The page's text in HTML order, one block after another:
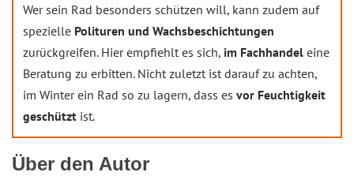
Wer sein Rad besonders schützen will, kann zudem auf
spezielle Polituren und Wachsbeschichtungen
zurückgreifen. Hier empfiehlt es sich, im Fachhandel eine
Beratung zu erbitten. Nicht zuletzt ist darauf zu achten,
im Winter ein Rad so zu lagern, dass es vor Feuchtigkeit
geschützt ist.
Über den Autor